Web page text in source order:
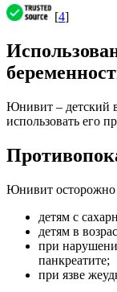
[4]
Юнивит – детский
использовать его
Юнивит осторожно
детям с
детям в
при
панкреатите;
при язве